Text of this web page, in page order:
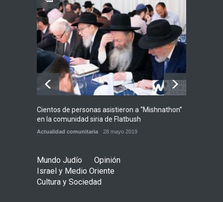
Alarma en Israel: Crece el
temor de que el apoyo
bipartidista estadounidense
haya sufrido un daño
permanente
Israel y Medio Oriente
7 agosto 2026
Cientos de personas asistieron a “Mishnathon”
en la comunidad siria de Flatbush
Actualidad comunitaria 28 mayo 2019
Mundo Judío
Opinión
Israel y Medio Oriente
Cultura y Sociedad